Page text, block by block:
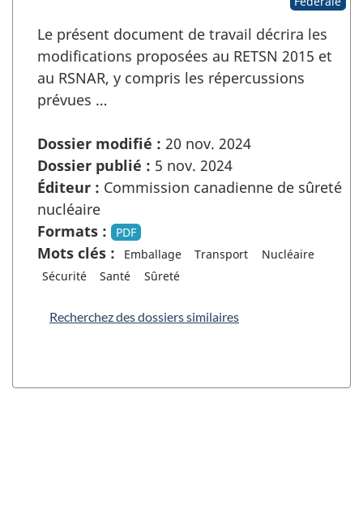
Le présent document de travail décrira les
modifications proposées au RETSN 2015 et
au RSNAR, y compris les répercussions
prévues …
Dossier modifié : 20 nov. 2024
Dossier publié : 5 nov. 2024
Éditeur : Commission canadienne de sûreté
nucléaire
Formats :
PDF
Mots clés : Emballage Transport
Nucléaire
Sécurité
Santé Sûreté
Recherchez des dossiers similaires